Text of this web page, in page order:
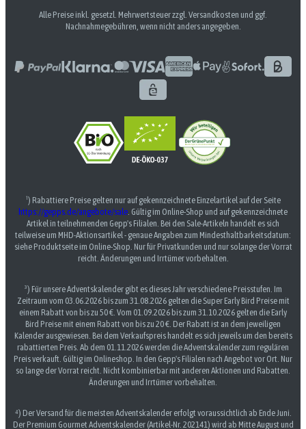
Alle Preise inkl. gesetzl. Mehrwertsteuer zzgl. Versandkosten und ggf.
Nachnahmegebühren, wenn nicht anders angegeben.
¹) Rabattiere Preise gelten nur auf gekennzeichnete Einzelartikel auf der Seite
https://gepps.de/angebote/sale . Gültig im Online-Shop und auf gekennzeichnete
Artikel in teilnehmenden Gepp's Filialen. Bei den Sale-Artikeln handelt es sich
teilweise um MHD-Aktionsartikel - genaue Angaben zum Mindesthaltbarkeitsdatum:
siehe Produktseite im Online-Shop. Nur für Privatkunden und nur solange der Vorrat
reicht. Änderungen und Irrtümer vorbehalten.
³) Für unsere Adventskalender gibt es dieses Jahr verschiedene Preisstufen. Im
Zeitraum vom 03.06.2026 bis zum 31.08.2026 gelten die Super Early Bird Preise mit
einem Rabatt von bis zu 50 €. Vom 01.09.2026 bis zum 31.10.2026 gelten die Early
Bird Preise mit einem Rabatt von bis zu 20 €. Der Rabatt ist an dem jeweiligen
Kalender ausgewiesen. Bei dem Verkaufspreis handelt es sich jeweils um den bereits
rabattierten Preis. Ab dem 01.11.2026 werden die Adventskalender zum regulären
Preis verkauft. Gültig im Onlineshop. In den Gepp's Filialen nach Angebot vor Ort. Nur
so lange der Vorrat reicht. Nicht kombinierbar mit anderen Aktionen und Rabatten.
Änderungen und Irrtümer vorbehalten.
⁴) Der Versand für die meisten Adventskalender erfolgt voraussichtlich ab Ende Juni.
Der Premium Gourmet Adventskalender (Artikel-Nr. 202141) wird ab Mitte August und